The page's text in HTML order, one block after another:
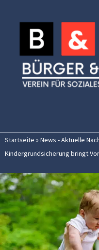
Inhalt
springen
Startseite » News - Aktuelle
Kindergrundsicherung bringt